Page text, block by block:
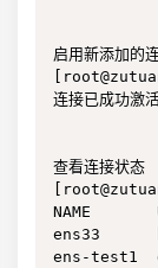
启用新添加的
连接已成功
查看连接状态
NAME
ens33
ens-test1